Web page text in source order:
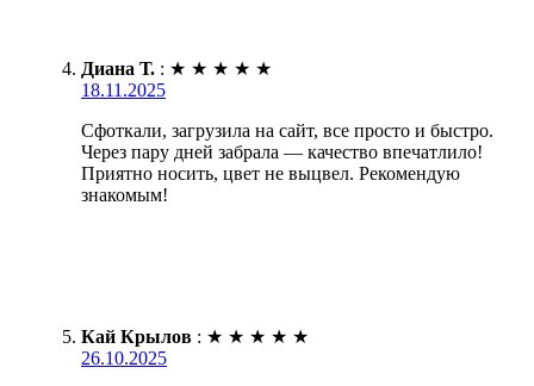
Диана Т. : ★ ★ ★ ★ ★
18.11.2025
Сфоткали, загрузила на сайт, все просто и быстро.
Через пару дней забрала — качество впечатлило!
Приятно носить, цвет не выцвел. Рекомендую
знакомым!
Кай Крылов : ★ ★ ★ ★ ★
26.10.2025